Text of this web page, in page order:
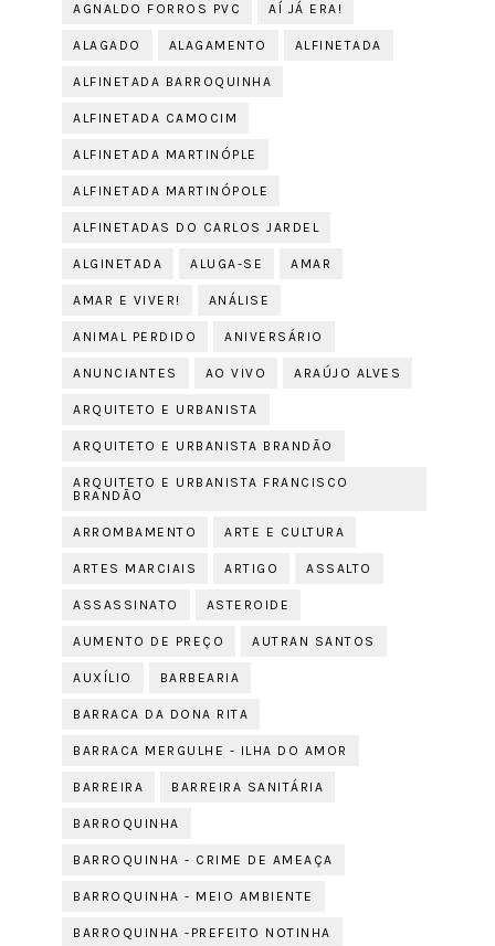
AGNALDO FORROS PVC AÍ JÁ ERA!
ALAGADO ALAGAMENTO ALFINETADA
ALFINETADA BARROQUINHA
ALFINETADA CAMOCIM
ALFINETADA MARTINÓPLE
ALFINETADA MARTINÓPOLE
ALFINETADAS DO CARLOS JARDEL
ALGINETADA ALUGA-SE AMAR
AMAR E VIVER! ANÁLISE
ANIMAL PERDIDO ANIVERSÁRIO
ANUNCIANTES AO VIVO ARAÚJO ALVES
ARQUITETO E URBANISTA
ARQUITETO E URBANISTA BRANDÃO
ARQUITETO E URBANISTA FRANCISCO
BRANDÃO
ARROMBAMENTO ARTE E CULTURA
ARTES MARCIAIS ARTIGO ASSALTO
ASSASSINATO ASTEROIDE
AUMENTO DE PREÇO AUTRAN SANTOS
AUXÍLIO BARBEARIA
BARRACA DA DONA RITA
BARRACA MERGULHE - ILHA DO AMOR
BARREIRA BARREIRA SANITÁRIA
BARROQUINHA
BARROQUINHA - CRIME DE AMEAÇA
BARROQUINHA - MEIO AMBIENTE
BARROQUINHA -PREFEITO NOTINHA